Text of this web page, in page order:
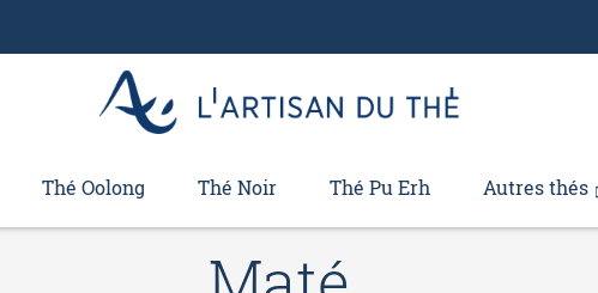
Thé Oolong Thé Noir Thé Pu Erh Autres thés